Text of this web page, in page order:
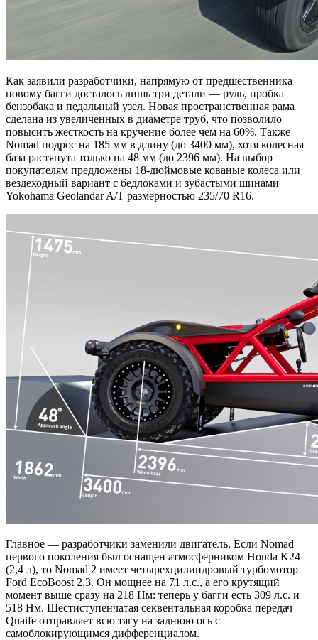
Как заявили разработчики, напрямую от предшественника
новому багги досталось лишь три детали — руль, пробка
бензобака и педальный узел. Новая пространственная рама
сделана из увеличенных в диаметре труб, что позволило
повысить жесткость на кручение более чем на 60%. Также
Nomad подрос на 185 мм в длину (до 3400 мм), хотя колесная
база растянута только на 48 мм (до 2396 мм). На выбор
покупателям предложены 18-дюймовые кованые колеса или
вездеходный вариант с бедлоками и зубастыми шинами
Yokohama Geolandar A/T размерностью 235/70 R16.
Главное — разработчики заменили двигатель. Если Nomad
первого поколения был оснащен атмосферником Honda K24
(2,4 л), то Nomad 2 имеет четырехцилиндровый турбомотор
Ford EcoBoost 2.3. Он мощнее на 71 л.с., а его крутящий
момент выше сразу на 218 Нм: теперь у багги есть 309 л.с. и
518 Нм. Шестиступенчатая секвентальная коробка передач
Quaife отправляет всю тягу на заднюю ось с
самоблокирующимся дифференциалом.